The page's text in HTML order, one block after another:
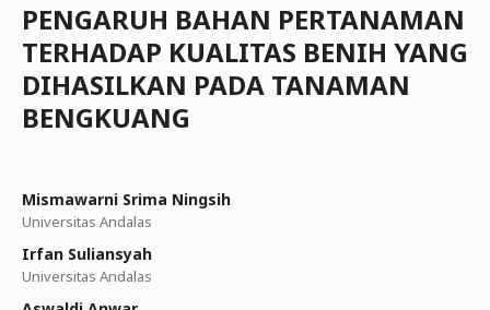
PENGARUH BAHAN PERTANAMAN
TERHADAP KUALITAS BENIH YANG
DIHASILKAN PADA TANAMAN
BENGKUANG
Mismawarni Srima Ningsih
Universitas Andalas
Irfan Suliansyah
Universitas Andalas